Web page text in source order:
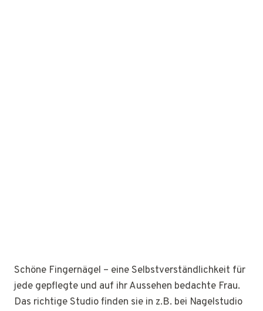
Schöne Fingernägel – eine Selbstverständlichkeit für
jede gepflegte und auf ihr Aussehen bedachte Frau.
Das richtige Studio finden sie in z.B. bei Nagelstudio